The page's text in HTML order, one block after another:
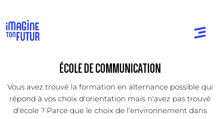
ÉCOLE DE COMMUNICATION
Vous avez trouvé la formation en alternance possible qui
répond à vos choix d'orientation mais n'avez pas trouvé
d'école ? Parce que le choix de l'environnement dans